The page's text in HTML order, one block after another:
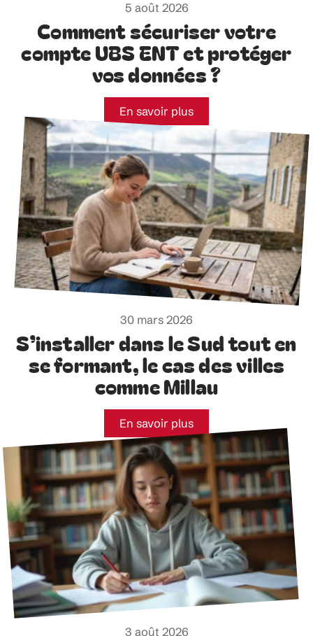
5 août 2026
Comment sécuriser votre
compte UBS ENT et protéger
vos données ?
En savoir plus
30 mars 2026
S’installer dans le Sud tout en
se formant, le cas des villes
comme Millau
En savoir plus
3 août 2026